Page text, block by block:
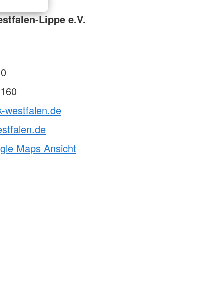
Lippe e.V.
westfalen.de
Maps Ansicht